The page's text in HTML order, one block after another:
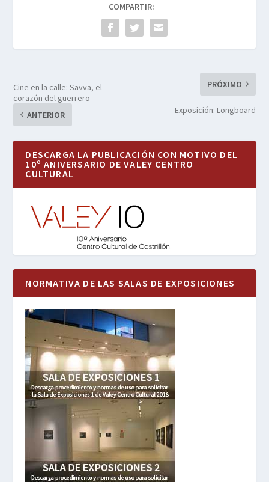
COMPARTIR:
Cine en la calle: Savva, el
corazón del guerrero
ANTERIOR
PRÓXIMO
Exposición: Longboard
DESCARGA LA PUBLICACIÓN CON MOTIVO DEL
10º ANIVERSARIO DE VALEY CENTRO
CULTURAL
NORMATIVA DE LAS SALAS DE EXPOSICIONES